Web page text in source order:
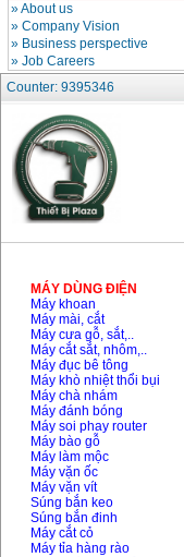
»About us
» Company Vision
» Business perspective
» Job Careers
Counter: 9395346
MÁY DÙNG ĐIỆN
Máy khoan
Máy mài, cắt
Máy cưa gỗ, sắt,..
Máy cắt sắt, nhôm,..
Máy đục bê tông
Máy khò nhiệt thổi bụi
Máy chà nhám
Máy đánh bóng
Máy soi phay router
Máy bào gỗ
Máy làm mộc
Máy vặn ốc
Máy vặn vít
Súng bắn keo
Súng bắn đinh
Máy cắt cỏ
Máy tỉa hàng rào